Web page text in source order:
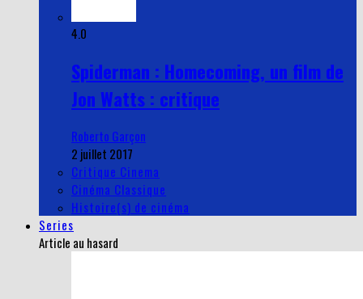
4.0
Spiderman : Homecoming, un film de
Jon Watts : critique
Roberto Garçon
2 juillet 2017
Critique Cinema
Cinéma Classique
Histoire(s) de cinéma
Series
Article au hasard